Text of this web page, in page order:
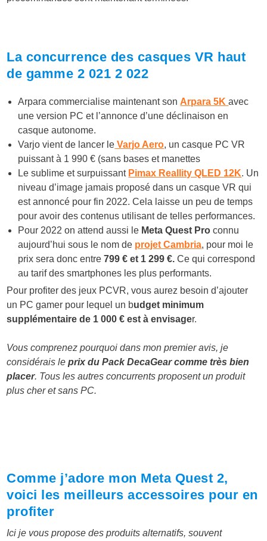
La concurrence des casques VR haut
de gamme 2 021 2 022
Arpara commercialise maintenant son Arpara 5Kavec
une version PC et l’annonce d’une déclinaison en
casque autonome.
Varjo vient de lancer le Varjo Aero, un casque PC VR
puissant à 1 990 € (sans bases et manettes
Le sublime et surpuissant Pimax Reallity QLED 12K. Un
niveau d’image jamais proposé dans un casque VR qui
est annoncé pour fin 2022. Cela laisse un peu de temps
pour avoir des contenus utilisant de telles performances.
Pour 2022 on attend aussi le Meta Quest Proconnu
aujourd’hui sous le nom de projet Cambria, pour moi le
prix sera donc entre799 € et 1 299 €. Ce qui correspond
au tarif des smartphones les plus performants.
Pour profiter des jeux PCVR, vous aurez besoin d’ajouter
un PC gamer pour lequel un budget minimum
supplémentaire de 1 000 € est à envisager.
Vous comprenez pourquoi dans mon premier avis, je
considérais leprix du Pack DecaGear comme très bien
placer. Tous les autres concurrents proposent un produit
plus cher et sans PC.
Comme j’adore mon Meta Quest 2,
voici les meilleurs accessoires pour en
profiter
Ici je vous propose des produits alternatifs, souvent